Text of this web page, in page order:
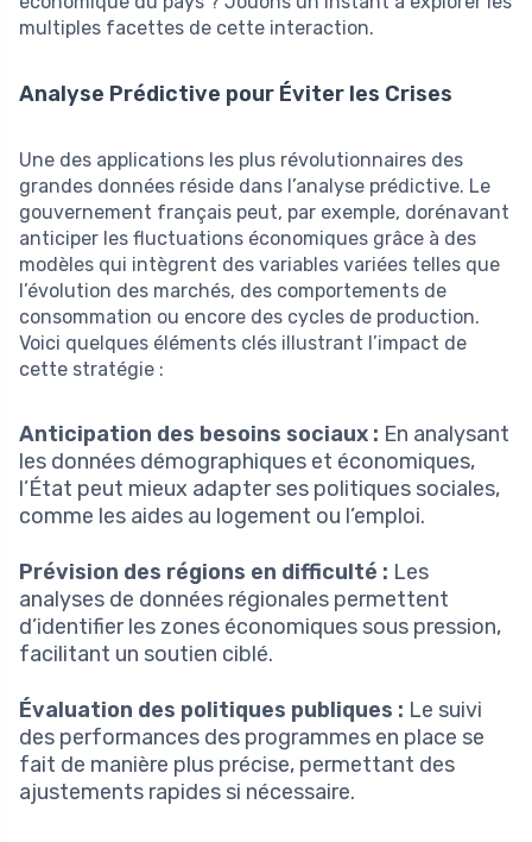
multiples facettes de cette interaction.
Analyse Prédictive pour Éviter les Crises
Une des applications les plus révolutionnaires des
grandes données réside dans l’analyse prédictive. Le
gouvernement français peut, par exemple, dorénavant
anticiper les fluctuations économiques grâce à des
modèles qui intègrent des variables variées telles que
l’évolution des marchés, des comportements de
consommation ou encore des cycles de production.
Voici quelques éléments clés illustrant l’impact de
cette stratégie :
Anticipation des besoins sociaux : En analysant
les données démographiques et économiques,
l’État peut mieux adapter ses politiques sociales,
comme les aides au logement ou l’emploi.
Prévision des régions en difficulté : Les
analyses de données régionales permettent
d’identifier les zones économiques sous pression,
facilitant un soutien ciblé.
Évaluation des politiques publiques : Le suivi
des performances des programmes en place se
fait de manière plus précise, permettant des
ajustements rapides si nécessaire.